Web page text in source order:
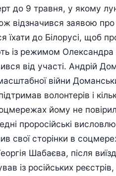
до 9 травня, у якому
відзначився заявою
їхати до Білорусі, щоб
із режимом Олександра
від участі. Андрій
війни
волонтерів і
йому не
проросійські
свої сторінки в
Шабаєва, після
із російських